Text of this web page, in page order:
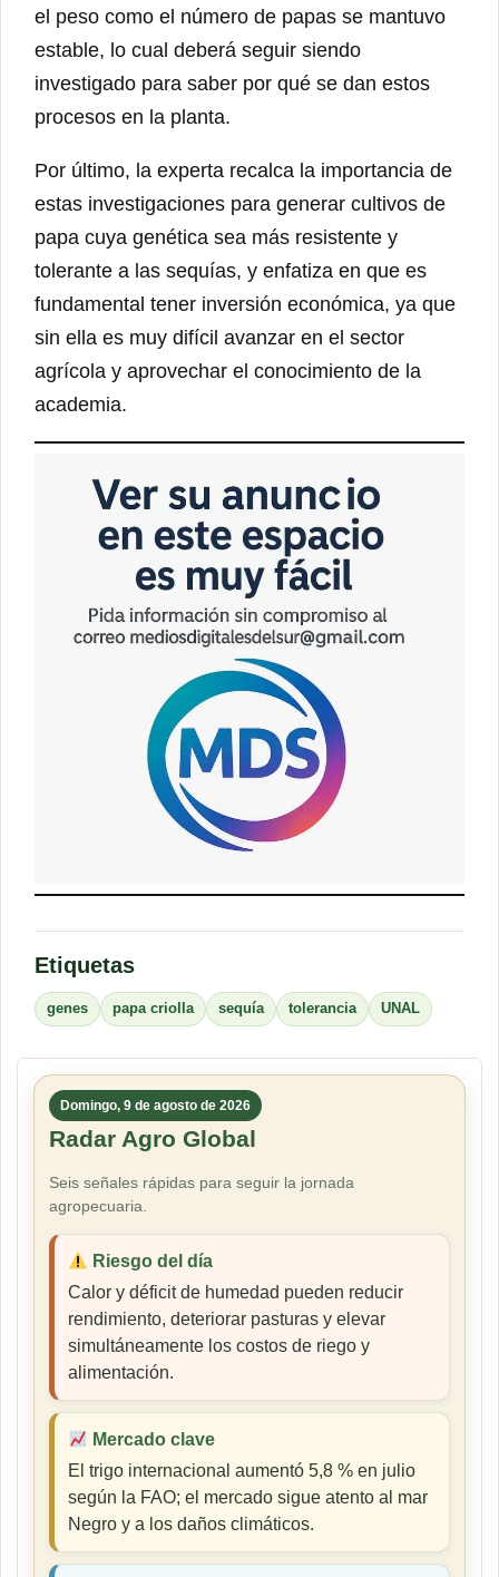
el peso como el número de papas se mantuvo
estable, lo cual deberá seguir siendo
investigado para saber por qué se dan estos
procesos en la planta.
Por último, la experta recalca la importancia de
estas investigaciones para generar cultivos de
papa cuya genética sea más resistente y
tolerante a las sequías, y enfatiza en que es
fundamental tener inversión económica, ya que
sin ella es muy difícil avanzar en el sector
agrícola y aprovechar el conocimiento de la
academia.
Etiquetas
genes papa criolla sequía tolerancia UNAL
Domingo, 9 de agosto de 2026
Radar Agro Global
Seis señales rápidas para seguir la jornada
agropecuaria.
Riesgo del día
Calor y déficit de humedad pueden reducir
rendimiento, deteriorar pasturas y elevar
simultáneamente los costos de riego y
alimentación.
Mercado clave
El trigo internacional aumentó 5,8 % en julio
según la FAO; el mercado sigue atento al mar
Negro y a los daños climáticos.